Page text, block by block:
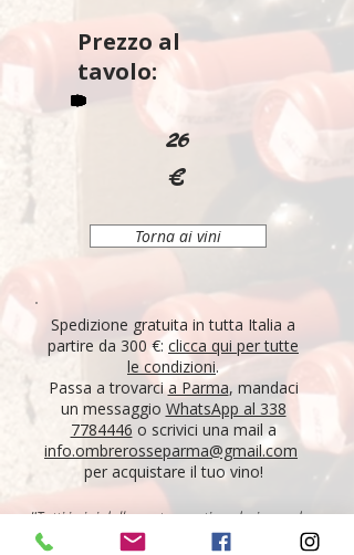
Prezzo al
tavolo:
26
€
Torna ai vini
Spedizione gratuita in tutta Italia a
partire da 300 €: clicca qui per tutte
le condizioni.
Passa a trovarcia Parma, mandaci
un messaggio WhatsApp al 338
7784446 o scrivici una mail a
info.ombrerosseparma@gmail.com
per acquistare il tuo vino!
"Tutti i vini della nostra cantina derivano da un
lungo percorso di ricerca, iniziato nel 1995 con